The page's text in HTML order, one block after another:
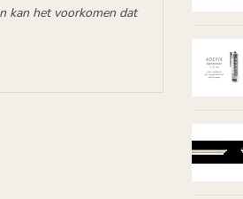
kan het voorkomen dat